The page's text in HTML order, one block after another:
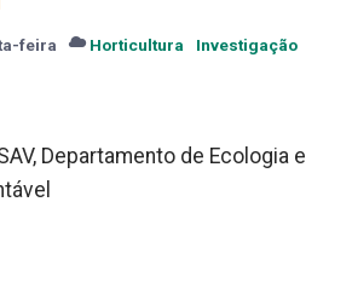
feira Horticultura Investigação
Departamento de Ecologia e